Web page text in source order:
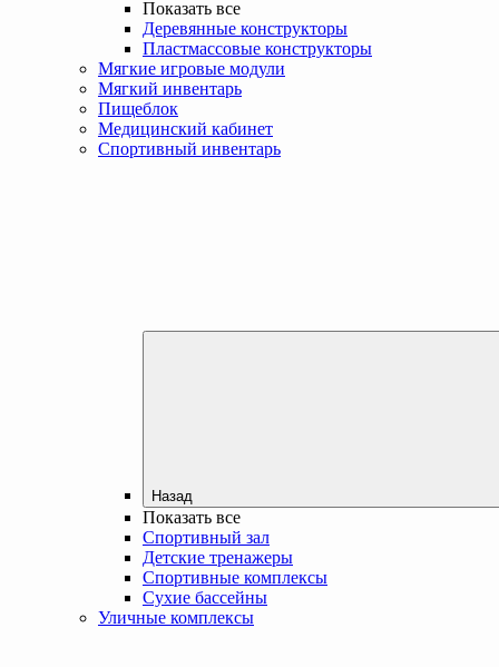
Показать все
Деревянные конструкторы
Пластмассовые конструкторы
Мягкие игровые модули
Мягкий инвентарь
Пищеблок
Медицинский кабинет
Спортивный инвентарь
Назад
Показать все
Спортивный зал
Детские тренажеры
Спортивные комплексы
Сухие бассейны
Уличные комплексы